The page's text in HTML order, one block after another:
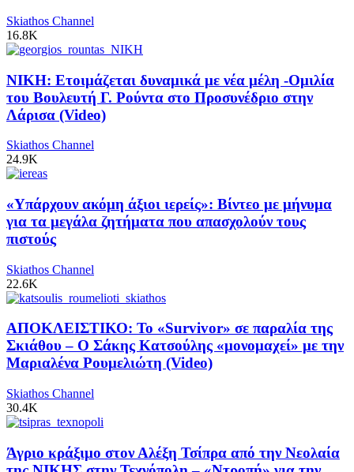
Skiathos Channel
16.8K
ΝΙΚΗ: Ετοιμάζεται δυναμικά με νέα μέλη -Ομιλία
του Βουλευτή Γ. Ρούντα στο Προσυνέδριο στην
Λάρισα (Video)
Skiathos Channel
24.9K
«Υπάρχουν ακόμη άξιοι ιερείς»: Βίντεο με μήνυμα
για τα μεγάλα ζητήματα που απασχολούν τους
πιστούς
Skiathos Channel
22.6K
ΑΠΟΚΛΕΙΣΤΙΚΟ: Το «Survivor» σε παραλία της
Σκιάθου – Ο Σάκης Κατσούλης «μονομαχεί» με την
Μαριαλένα Ρουμελιώτη (Video)
Skiathos Channel
30.4K
Άγριο κράξιμο στον Αλέξη Τσίπρα από την Νεολαία